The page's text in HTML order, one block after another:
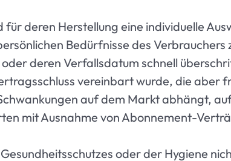
deren Herstellung eine individuelle
Bedürfnisse des Verbrauchers
deren Verfallsdatum schnell
vereinbart wurde, die aber
auf dem Markt abhängt,
mit Ausnahme von Abonnement-
oder der Hygiene